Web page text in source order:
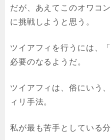
だが、あえてこのオワコ
に挑戦しようと思う。
ツイアフィを行うには、
必要のなるようだ。
ツイアフィは、俗にいう
ィリ手法。
私が最も苦手としている分